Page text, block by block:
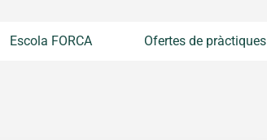
Escola FORCA Ofertes de pràctiques